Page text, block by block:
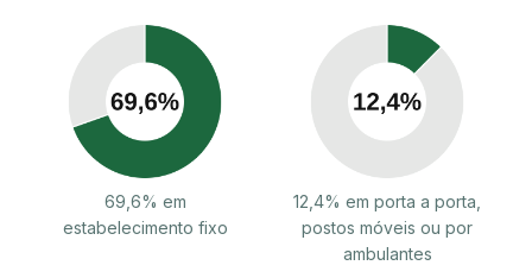
69,6% em
estabelecimento fixo
12,4% em porta a porta,
postos móveis ou por
ambulantes